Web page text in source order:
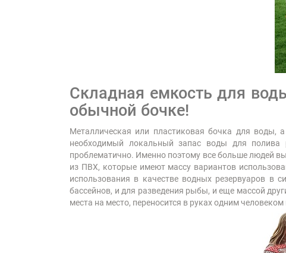
Складная емкость для
обычной бочке!
Металлическая или пластиковая бочка для воды,
необходимый локальный запас воды для полива
проблематично. Именно поэтому все больше людей
из ПВХ, которые имеют массу вариантов
использования в качестве водных резервуаров в
бассейнов, и для разведения рыбы, и еще массой
места на место, переносится в руках одним